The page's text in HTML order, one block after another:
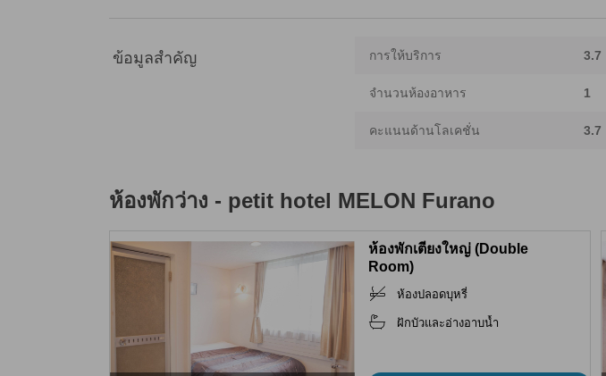
ข้อมูลสำคัญ การให้บริการ 3.7
จำนวนห้องอาหาร 1
คะแนนด้านโลเคชั่น 3.7
ห้องพักว่าง - petit hotel MELON Furano
ห้องพักเตียงใหญ่ (Double
Room)
ห้องปลอดบุหรี่
ฝักบัวและอ่างอาบน้ำ